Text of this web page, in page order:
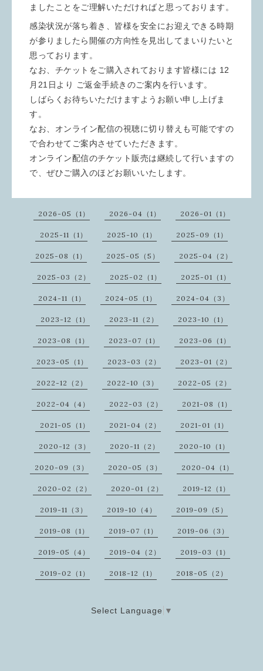
ましたことをご理解いた だければと思っております。
感染状況が落ち着き、皆様を安全にお迎えできる時期
が参りましたら開催の方向性を見出してまいりたいと
思っております。
なお、チケットをご購入されております皆様には 12
月21日より ご返金手続きのご案内を行います。
しばらくお待ちいただけますようお願い申し上げま
す。
なお、 オンライン配信の視聴に切り替えも可能ですの
で合わせてご案内さ せていただきます。
オンライン配信のチケット販売は継続して行いますの
で、 ぜひご購入のほどお願いいたします。
2026-05（1） 2026-04（1） 2026-01（1）
2025-11（1） 2025-10（1） 2025-09（1）
2025-08（1） 2025-05（5） 2025-04（2）
2025-03（2） 2025-02（1） 2025-01（1）
2024-11（1） 2024-05（1） 2024-04（3）
2023-12（1） 2023-11（2） 2023-10（1）
2023-08（1） 2023-07（1） 2023-06（1）
2023-05（1） 2023-03（2） 2023-01（2）
2022-12（2） 2022-10（3） 2022-05（2）
2022-04（4） 2022-03（2） 2021-08（1）
2021-05（1） 2021-04（2） 2021-01（1）
2020-12（3） 2020-11（2） 2020-10（1）
2020-09（3） 2020-05（3） 2020-04（1）
2020-02（2） 2020-01（2） 2019-12（1）
2019-11（3） 2019-10（4） 2019-09（5）
2019-08（1） 2019-07（1） 2019-06（3）
2019-05（4） 2019-04（2） 2019-03（1）
2019-02（1） 2018-12（1） 2018-05（2）
Select Language ▼